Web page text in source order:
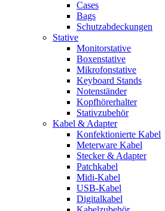
Cases
Bags
Schutzabdeckungen
Stative
Monitorstative
Boxenstative
Mikrofonstative
Keyboard Stands
Notenständer
Kopfhörerhalter
Stativzubehör
Kabel & Adapter
Konfektionierte Kabel
Meterware Kabel
Stecker & Adapter
Patchkabel
Midi-Kabel
USB-Kabel
Digitalkabel